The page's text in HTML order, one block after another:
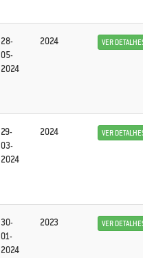
28-
05-
2024
2024 VER
29-
03-
2024
2024 VER
30-
01-
2024
2023 VER